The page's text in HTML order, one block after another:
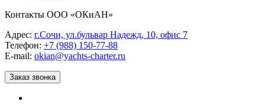
Контакты ООО «ОКиАН»
Адрес: г.Сочи, ул.бульвар Надежд, 10, офис 7
Телефон: +7 (988) 150-77-88
E-mail: okian@yachts-charter.ru
Заказ звонка